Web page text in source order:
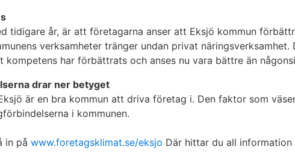
tidigare år, är att företagarna anser att Eksjö kommun
verksamheter tränger undan privat
har förbättrats och anses nu vara bättre än
drar ner betyget
är en bra kommun att driva företag i. Den faktor som
i kommunen.
in på www.foretagsklimat.se/eksjo Där hittar du all